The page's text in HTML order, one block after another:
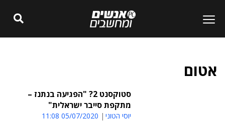
אטום
סטוקסנט 2? "הפגיעה בנתנז –
מתקפת סייבר ישראלית"
יוסי הטוני 05/07/2020 11:08